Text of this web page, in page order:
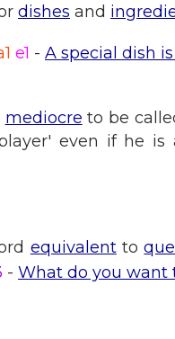
dishes and
e1 - A special dish
mediocre to be
even if he
equivalentto
- What do you want